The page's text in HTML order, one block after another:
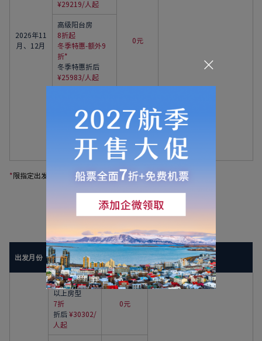
2026年11
月、12月
¥29219/人起
0元
高级阳台房
8折起
冬季特惠-额外9
折*
冬季特惠折后
¥25983/人起
冬季特惠-额外9
冬季特惠折后
¥25019/人起
* 限指定出发日期及指定航线
查看活动规则与条款
2027年海轮当季特惠
出发月份 船票优惠
维京指定航
班机票*
其他优惠
豪华阳台房及
以上房型
7折
折后 ¥30302/
人起
0元